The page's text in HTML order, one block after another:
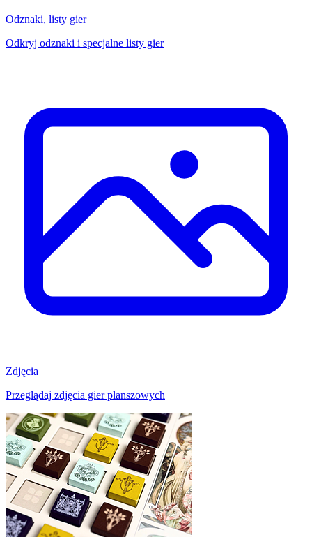
Odznaki, listy gier
Odkryj odznaki i specjalne listy gier
Zdjęcia
Przeglądaj zdjęcia gier planszowych